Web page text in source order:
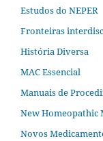
Estudos do NEPER
Fronteiras
História Diversa
MAC Essencial
Manuais de
New Homeopathic
Novos